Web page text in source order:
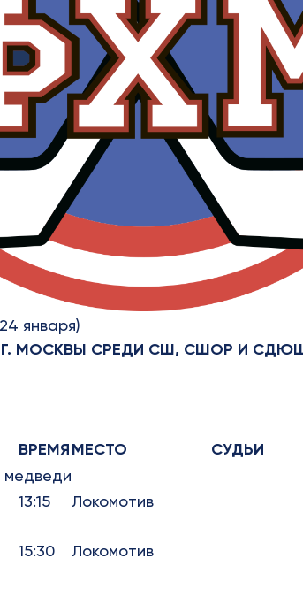
января)
Г. МОСКВЫ СРЕДИ СШ, СШОР И
ВРЕМЯМЕСТО СУДЬИ
13:15 Локомотив
15:30 Локомотив